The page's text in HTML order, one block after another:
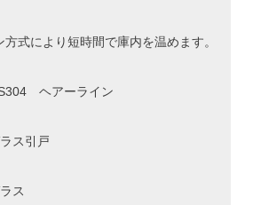
式により短時間で庫内を温めます。
ヘアーライン
ス引戸
ス